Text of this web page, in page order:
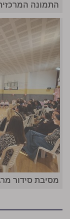
התמונה
מסיבת סידור